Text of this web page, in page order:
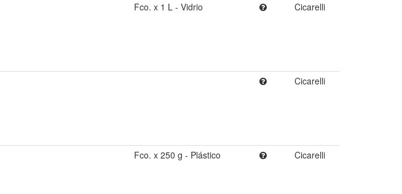
Fco. x 1 L - Vidrio Cicarelli
Cicarelli
Fco. x 250 g - Plástico Cicarelli